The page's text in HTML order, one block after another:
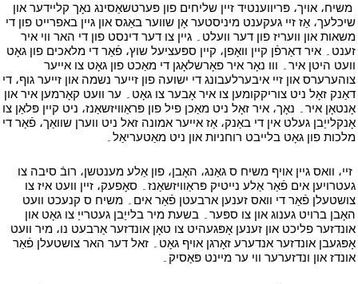
משיח، אויך، פּריווענטיד זיין שליחים פון פּערטשאַסינג נאָך קליידער און
שיכלעך، אַז זיי געקענט מיניסטער אָן שווער באַגס און גיין באפרייט פון די
משאות און וועריז פון דער וועלט۔ גיין צו דער דינסט פון די האר ווי איר
זענט۔ איר דאַרפֿן קיין וואָפן، קיין ספּעציעל שוץ، פֿאַר די מלאכים פון גאָט
וועט היטן איר۔ ווו נאָר איר פאָרשלאָגן די מאַכט פון גאָט צו אייער
צוהערערס און זיי איבערלעבונג די ישועה פון זייער נשמה און זייער גוף، די
דאַנק זאָל ניט צוריקקומען צו איר אָבער צו גאָט۔ ער וועט קאָרמען איר און
אָנטאָן איר۔ נאָך، איר זאָל ניט מאַכן פיל פון פּראַוויזשאַנז، ניט קיין פּלאַן צו
אָנקלייַבן געלט אין די באַנק، אַז אייער אמונה זאל ניט ווערן שוואַך، פֿאַר די
מלכות פון גאָט בלייבט רוחניות און ניט מאַטעריאַל۔
זיי، וואס גיין אויף משיח ס גאַנג، האָבן، פון אַלע מענטשן، רובֿ סיבה צו
געטרויען אים פֿאַר אַלע נייטיק פּראַוויזשאַנז۔ סאָפעק، זיין וועט איז צו
צושטעלן פֿאַר די וואס זענען ארבעטן פֿאַר אים۔ משיח ס קנעכט וועט
האָבן ברויט גענוג און צו ספּער۔ בשעת מיר בלייַבן געטרייַ צו גאָט און
אונדזער פליכט און זענען אָפּגעהיט צו טאָן אונדזער אַרבעט נו، מיר וועט
אָפּגעבן אונדזער אנדערע זאָרגן אויף גאָט۔ זאל דער האר צושטעלן פֿאַר
אונדז און ונדזערער ווי ער מיינט פּאַסיק۔